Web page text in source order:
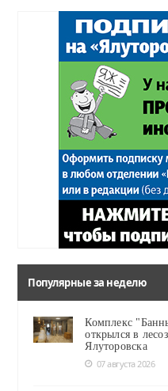
Популярные за неделю
Комплекс
открылся в
Ялуторовска
07 августа 2026